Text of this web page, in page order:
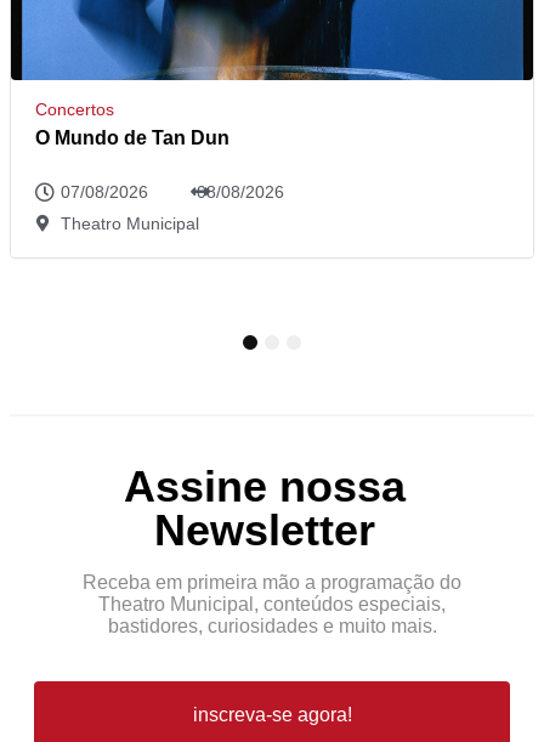
Concertos
O Mundo de Tan Dun
07/08/2026
08/08/2026
Theatro Municipal
Assine nossa
Newsletter
Receba em primeira mão a programação do
Theatro Municipal, conteúdos especiais,
bastidores, curiosidades e muito mais.
inscreva-se agora!